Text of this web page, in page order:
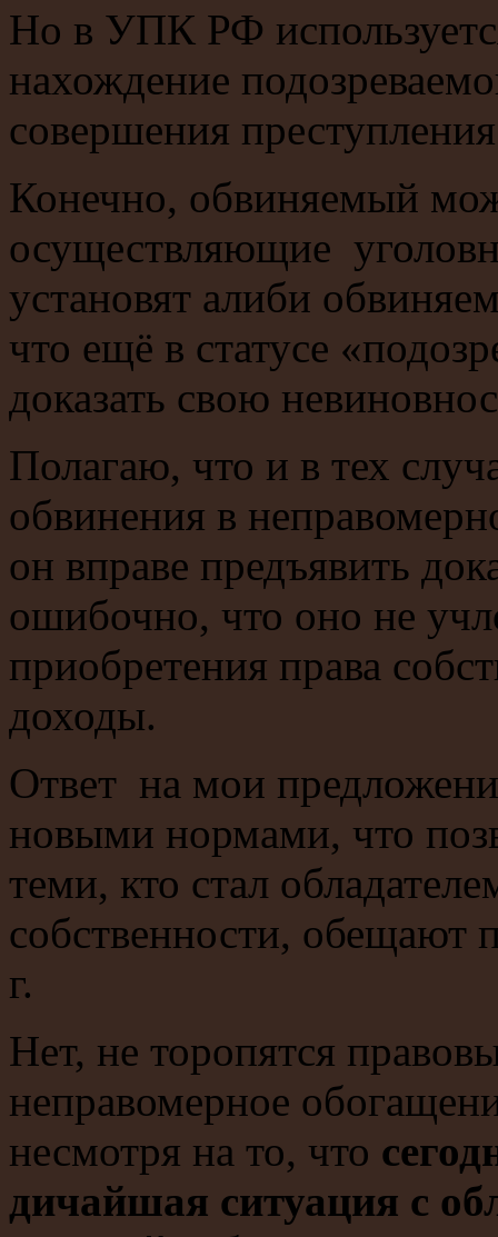
Но в УПК РФ
нахождение
совершения
Конечно, обвиняемый
осуществляющие
установят алиби
что ещё в статусе
доказать свою
Полагаю, что и в тех
обвинения в
он вправе предъявить
ошибочно, что оно не
приобретения права
доходы.
Ответ на мои
новыми нормами, что
теми, кто стал
собственности, обещают
г.
Нет, не торопятся
неправомерное
несмотря на то, что
дичайшая ситуация с